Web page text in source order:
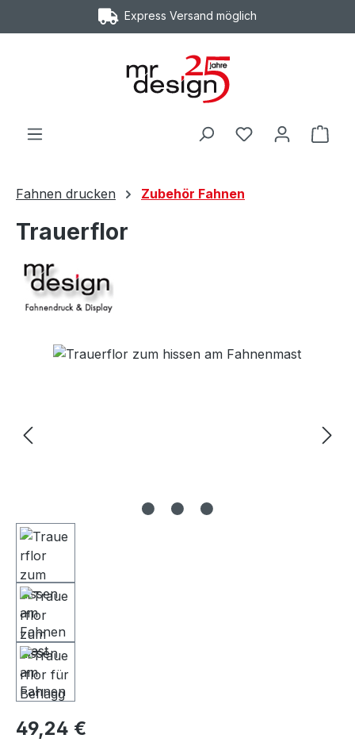
Zum Hauptinhalt springenExpress Versand möglich
Fahnen drucken Zubehör Fahnen
Trauerflor
Bildergalerie überspringen
49,24 €